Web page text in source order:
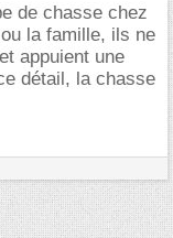
de chasse chez
la famille, ils ne
appuient une
détail, la chasse